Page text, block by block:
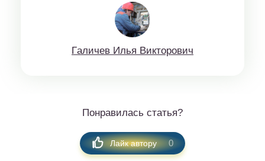
Гaличeв Илья Виктoрoвич
Понравилась статья?
Лайк автору 0